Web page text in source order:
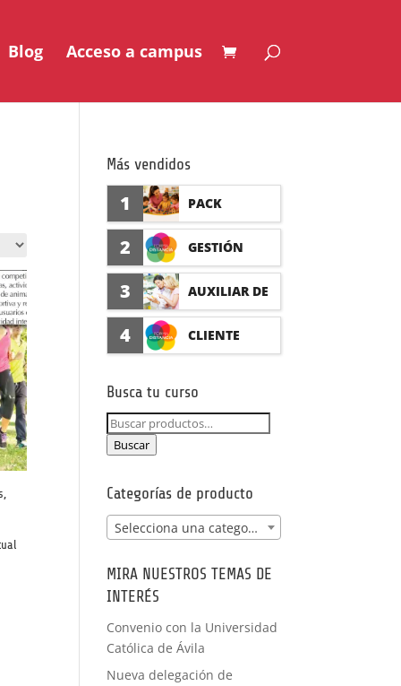
Blog Acceso a campus
Más vendidos
1 PACK
AUXILIAR DE
GUARDERÍA
CON
2 GESTIÓN
SEGURO DE
ACCIDENTES
(PRÁCTICAS
FORMATIVAS)
3 AUXILIAR DE
FARMACIA Y
IA CON
PRÁCTICAS
4 CLIENTE
Busca tu curso
Buscar
por:
Buscar
Categorías de producto
Selecciona una categoría
MIRA NUESTROS TEMAS DE
INTERÉS
Convenio con la Universidad
Católica de Ávila
Nueva delegación de